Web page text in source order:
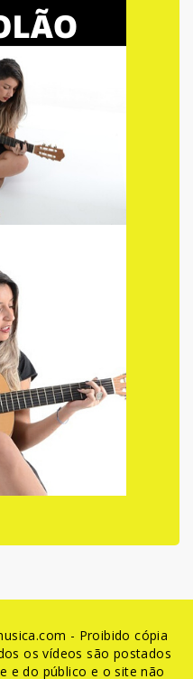
- Proibido cópia
e do público e o site não